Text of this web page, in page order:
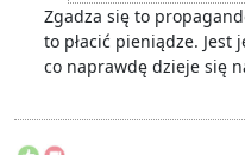
Zgadza się to
to płacić pieniądze.
co naprawdę dzieje się